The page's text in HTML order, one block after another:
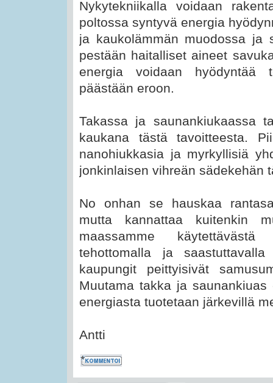
Nykytekniikalla voidaan
poltossa syntyvä energia
ja kaukolämmän muodossa ja
pestään haitalliset aineet
energia voidaan hyödyntää
päästään eroon.
Takassa ja saunankiukaassa
kaukana tästä tavoitteesta.
nanohiukkasia ja myrkyllisiä
jonkinlaisen vihreän sädekehän
No onhan se hauskaa
mutta kannattaa kuitenkin
maassamme
tehottomalla ja
kaupungit peittyisivät
Muutama takka ja
energiasta tuotetaan järkevillä
Antti
Kommentoi